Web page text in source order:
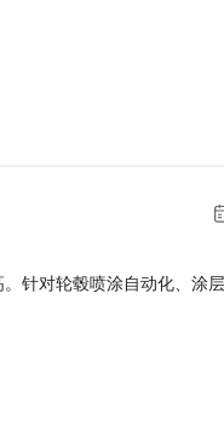
针对轮毂喷涂自动化、涂